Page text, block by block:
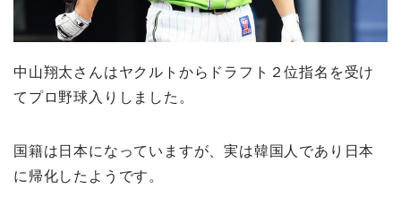
中山翔太さんはヤクルトからドラフト２位指名を受け
てプロ野球入りしました。
国籍は日本になっていますが、実は韓国人であり日本
に帰化したようです。